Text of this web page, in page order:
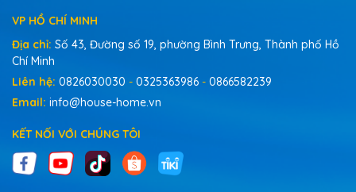
VP HỒ CHÍ MINH
Địa chỉ: Số 43, Đường số 19, phường Bình Trưng, Thành phố Hồ
Chí Minh
Liên hệ: 0826030030 - 0325363986 - 0866582239
Email: info@house-home.vn
KẾT NỐI VỚI CHÚNG TÔI